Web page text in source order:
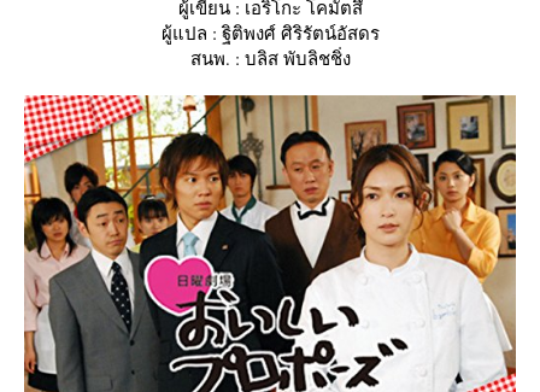
ผู้เขียน : เอริโกะ โคมัตสึ
ผู้แปล : ฐิติพงศ์ ศิริรัตน์อัสดร
สนพ. : บลิส พับลิชชิ่ง